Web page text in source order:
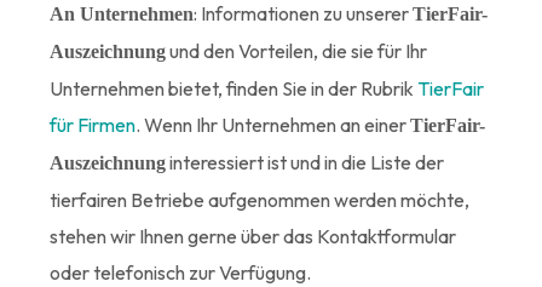
An Unternehmen: Informationen zu unsererTierFair-
Auszeichnungund den Vorteilen, die sie für Ihr
Unternehmen bietet, finden Sie in der Rubrik TierFair
für Firmen. Wenn Ihr Unternehmen an einerTierFair-
Auszeichnunginteressiert ist und in die Liste der
tierfairen Betriebe aufgenommen werden möchte,
stehen wir Ihnen gerne über das Kontaktformular
oder telefonisch zur Verfügung.